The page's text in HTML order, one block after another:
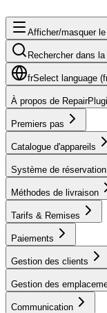
Afficher/masquer
Rechercher dans
frSelect language (
À propos de
Premiers pas
Catalogue d'appareils
Système de réservation
Méthodes de livraison
Tarifs & Remises
Paiements
Gestion des clients
Gestion des
Communication